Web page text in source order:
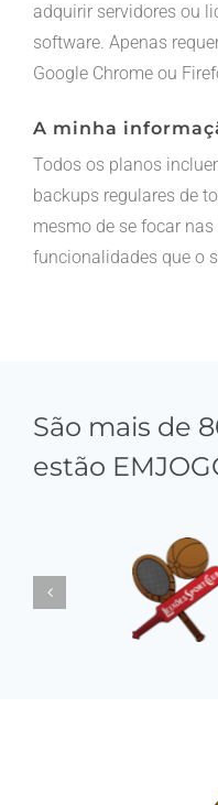
adquirir servidores ou
software. Apenas
Google Chrome ou
A minha
Todos os planos
backups regulares de
mesmo de se focar
funcionalidades que o
São mais de
estão